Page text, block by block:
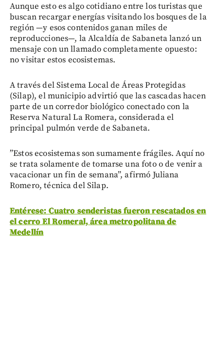
Aunque esto es algo cotidiano entre los turistas que
buscan recargar energías visitando los bosques de la
región —y esos contenidos ganan miles de
reproducciones—, la Alcaldía de Sabaneta lanzó un
mensaje con un llamado completamente opuesto:
no visitar estos ecosistemas.
A través del Sistema Local de Áreas Protegidas
(Silap), el municipio advirtió que las cascadas hacen
parte de un corredor biológico conectado con la
Reserva Natural La Romera, considerada el
principal pulmón verde de Sabaneta.
”Estos ecosistemas son sumamente frágiles. Aquí no
se trata solamente de tomarse una foto o de venir a
vacacionar un fin de semana”, afirmó Juliana
Romero, técnica del Silap.
Entérese: Cuatro senderistas fueron rescatados en
el cerro El Romeral, área metropolitana de
Medellín